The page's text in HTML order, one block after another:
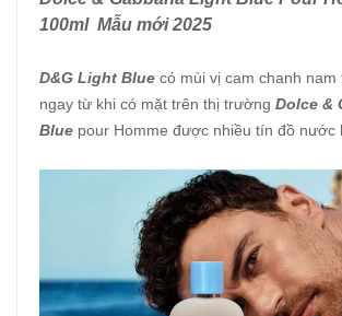
100ml Mẫu mới 2025
D&G Light Blue có mùi vị cam chanh
ngay từ khi có mặt trên thị trường Dolce &
Blue pour Homme được nhiều tín đồ nước